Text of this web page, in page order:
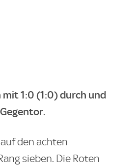
mit 1:0 (1:0) durch und
den achten
sieben. Die Roten